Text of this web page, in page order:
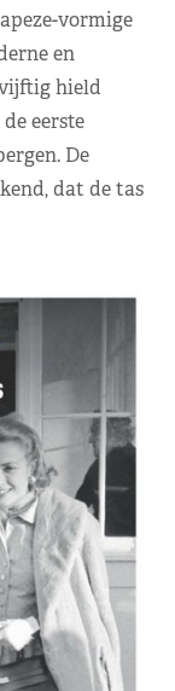
vormige
en
hield
eerste
De
dat de tas